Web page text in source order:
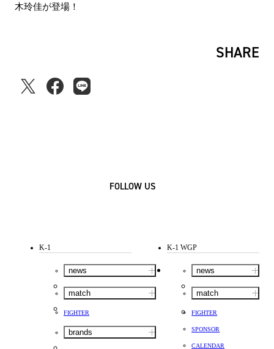
木玲佳が登場！
SHARE
FOLLOW US
K-1
news
match
FIGHTER
brands
K-1 WGP
news
match
FIGHTER
SPONSOR
CALENDAR